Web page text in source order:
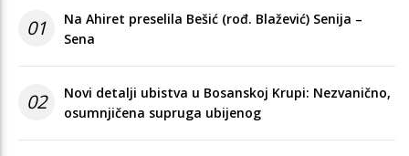
01
Na Ahiret preselila Bešić (rođ. Blažević) Senija –
Sena
02
Novi detalji ubistva u Bosanskoj Krupi: Nezvanično,
osumnjičena supruga ubijenog